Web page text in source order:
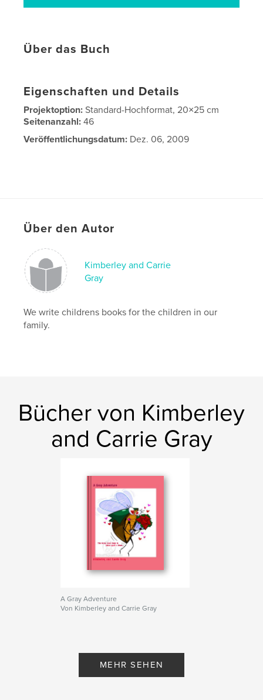
Über das Buch
Eigenschaften und Details
Projektoption:Standard-Hochformat, 20×25 cm
Seitenanzahl:46
Veröffentlichungsdatum: Dez. 06, 2009
Über den Autor
Kimberley and Carrie
Gray
We write childrens books for the children in our
family.
Bücher von Kimberley
and Carrie Gray
A Gray Adventure
Von Kimberley and Carrie Gray
MEHR SEHEN